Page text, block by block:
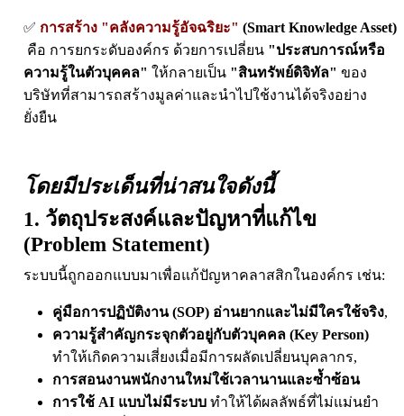
✅ การสร้าง "คลังความรู้อัจฉริยะ" (Smart Knowledge Asset)
คือ การยกระดับองค์กร ด้วยการเปลี่ยน "ประสบการณ์หรือ
ความรู้ในตัวบุคคล" ให้กลายเป็น "สินทรัพย์ดิจิทัล" ของ
บริษัทที่สามารถสร้างมูลค่าและนำไปใช้งานได้จริงอย่าง
ยั่งยืน
โดยมีประเด็นที่น่าสนใจดังนี้
1. วัตถุประสงค์และปัญหาที่แก้ไข
(Problem Statement)
ระบบนี้ถูกออกแบบมาเพื่อแก้ปัญหาคลาสสิกในองค์กร เช่น:
คู่มือการปฏิบัติงาน (SOP) อ่านยากและไม่มีใครใช้จริง,
ความรู้สำคัญกระจุกตัวอยู่กับตัวบุคคล (Key Person)
ทำให้เกิดความเสี่ยงเมื่อมีการผลัดเปลี่ยนบุคลากร,
การสอนงานพนักงานใหม่ใช้เวลานานและซ้ำซ้อน
การใช้ AI แบบไม่มีระบบ ทำให้ได้ผลลัพธ์ที่ไม่แม่นยำ